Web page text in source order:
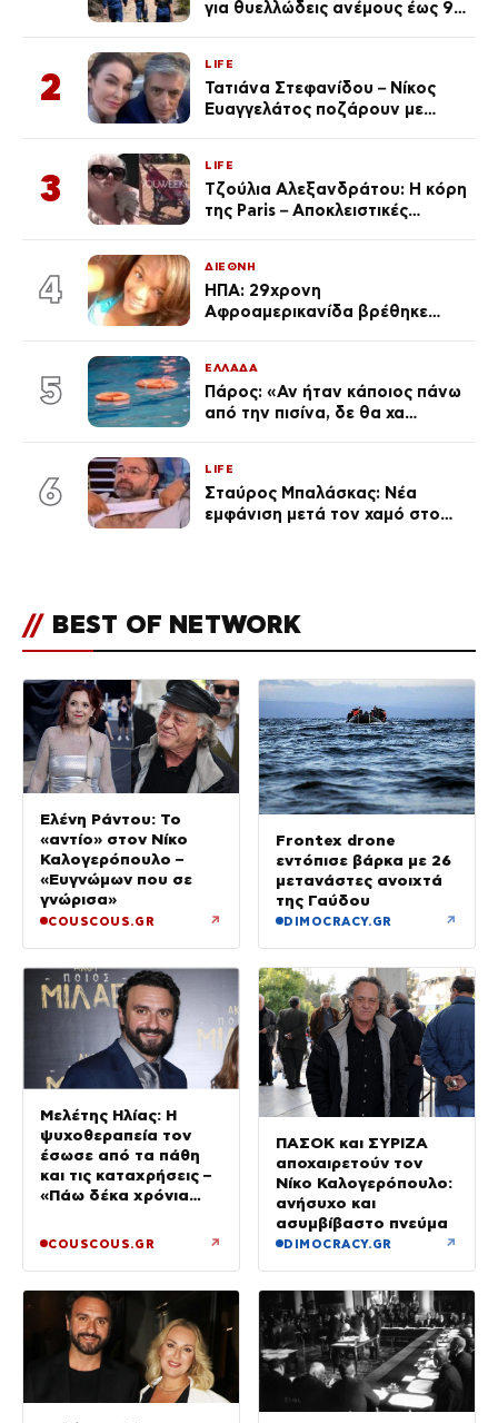
για θυελλώδεις ανέμους έως 9
2
LIFE
Τατιάνα Στεφανίδου – Νίκος
Ευαγγελάτος ποζάρουν με
3
LIFE
Τζούλια Αλεξανδράτου: Η κόρη
της Paris – Αποκλειστικές
4
ΔΙΕΘΝΗ
ΗΠΑ: 29χρονη
Αφροαμερικανίδα βρέθηκε
5
ΕΛΛΑΔΑ
Πάρος: «Αν ήταν κάποιος πάνω
από την πισίνα, δε θα χα
πατέρα και τα κενά στους
ισχυρισμούς του ιδιοκτήτη του
beach bar
6
LIFE
Σταύρος Μπαλάσκας: Νέα
εμφάνιση μετά τον χαμό στο
// BEST OF NETWORK
Ελένη Ράντου: Το
«αντίο» στον Νίκο
Καλογερόπουλο –
«Ευγνώμων που σε
γνώρισα»
COUSCOUS.GR ↗
Frontex drone
εντόπισε βάρκα με 26
μετανάστες ανοιχτά
της Γαύδου
DIMOCRACY.GR ↗
Μελέτης Ηλίας: Η
ψυχοθεραπεία τον
έσωσε από τα πάθη
και τις καταχρήσεις –
«Πάω δέκα χρόνια
COUSCOUS.GR ↗
ΠΑΣΟΚ και ΣΥΡΙΖΑ
αποχαιρετούν τον
Νίκο Καλογερόπουλο:
ανήσυχο και
ασυμβίβαστο πνεύμα
DIMOCRACY.GR ↗